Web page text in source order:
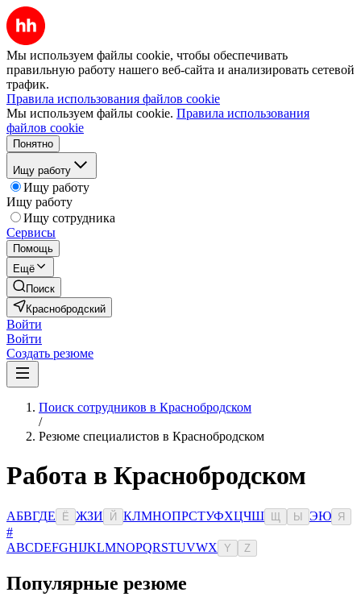
Мы используем файлы cookie, чтобы обеспечивать
правильную работу нашего веб-сайта и анализировать сетевой
трафик.
Правила использования файлов cookie
Мы используем файлы cookie. Правила использования
файлов cookie
Понятно
Ищу работу
Ищу работу
Ищу работу
Ищу сотрудника
Сервисы
Помощь
Ещё
Поиск
Краснобродский
Войти
Войти
Создать резюме
Поиск сотрудников в Краснобродском
/
Резюме специалистов в Краснобродском
Работа в Краснобродском
АБВГДЕ Ё ЖЗИ Й КЛМНОПРСТУФХЦЧШ Ы ЭЮ Я
#
ABCDEFGHIJKLMNOPQRSTUVWX Y Z
Популярные резюме